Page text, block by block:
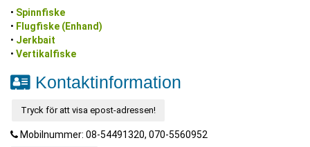
• Spinnfiske
• Flugfiske (Enhand)
• Jerkbait
• Vertikalfiske
Kontaktinformation
Tryck för att visa epost-adressen!
Mobilnummer: 08-54491320, 070-5560952